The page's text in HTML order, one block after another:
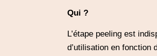
Qui ?
L’étape peeling est
d’utilisation en fonction